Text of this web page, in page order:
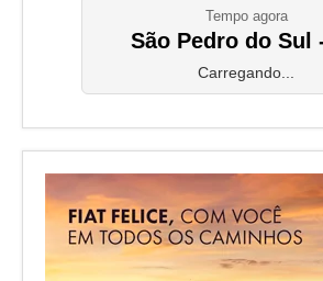
Tempo agora
São Pedro do Sul
Carregando...